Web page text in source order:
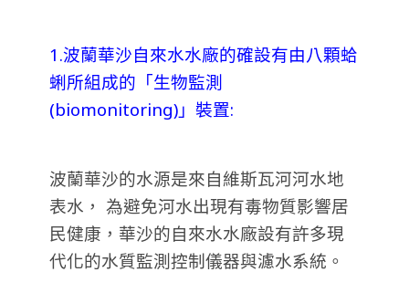
1.波蘭華沙自來水水廠的確設有由八顆蛤
蜊所組成的「生物監測
(biomonitoring)」裝置:
波蘭華沙的水源是來自維斯瓦河河水地
表水， 為避免河水出現有毒物質影響居
民健康，華沙的自來水水廠設有許多現
代化的水質監測控制儀器與濾水系統。